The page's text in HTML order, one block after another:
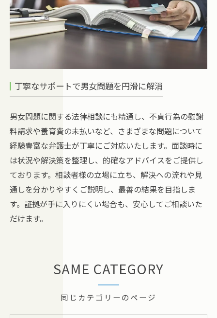
丁寧なサポートで男女問題を円滑に解消
男女問題に関する法律相談にも精通し、不貞行為の慰謝
料請求や養育費の未払いなど、さまざまな問題について
経験豊富な弁護士が丁寧にご対応いたします。面談時に
は状況や解決策を整理し、的確なアドバイスをご提供し
ております。相談者様の立場に立ち、解決への流れや見
通しを分かりやすくご説明し、最善の結果を目指しま
す。証拠が手に入りにくい場合も、安心してご相談いた
だけます。
同じカテゴリーのページ
SAME CATEGORY